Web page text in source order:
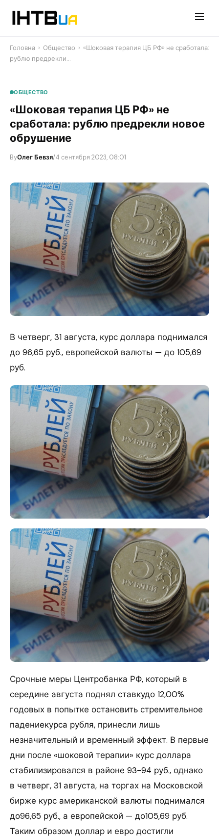
Головна › Общество › «Шоковая терапия ЦБ РФ» не сработала:
рублю предрекли…
ОБЩЕСТВО
«Шоковая терапия ЦБ РФ» не
сработала: рублю предрекли новое
обрушение
ByОлег Бевзя/4 сентября 2023, 08:01
В четверг, 31 августа, курс доллара поднимался
до 96,65 руб., европейской валюты — до 105,69
руб.
Срочные меры Центробанка РФ, который в
середине августа поднял ставкудо 12,00%
годовых в попытке остановить стремительное
падениекурса рубля, принесли лишь
незначительный и временный эффект. В первые
дни после «шоковой терапии» курс доллара
стабилизировался в районе 93-94 руб., однако
в четверг, 31 августа, на торгах на Московской
бирже курс американской валюты поднимался
до96,65 руб., а европейской — до105,69 руб.
Таким образом доллар и евро достигли